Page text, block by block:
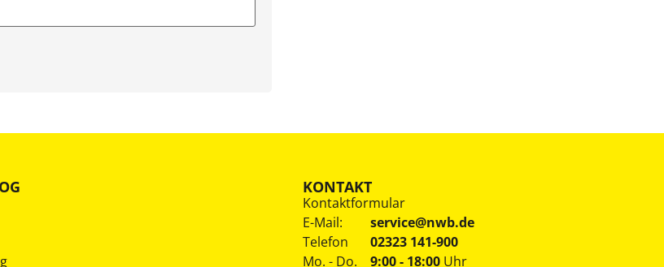
KONTAKT
Kontaktformular
E-Mail:
service@nwb.de
Telefon
02323 141-900
Mo. - Do.
9:00 - 18:00 Uhr